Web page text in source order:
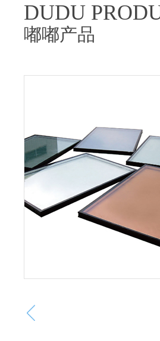
DUDU
嘟嘟产品